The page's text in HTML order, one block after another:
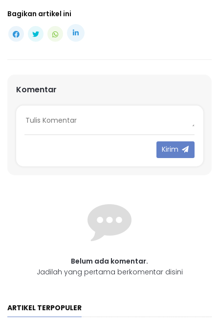
Bagikan artikel ini
Komentar
Kirim
Belum ada komentar.
Jadilah yang pertama berkomentar disini
ARTIKEL TERPOPULER